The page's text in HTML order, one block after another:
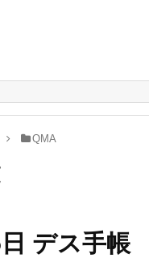
QMA
デス手帳